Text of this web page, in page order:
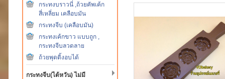
กระทงบราวนี่ ,ถ้วยคัพเค้ก
สี่เหลี่ยม เคลือบมัน
กระทงจีบ (เคลือบมัน)
กระทงเค้กขาว แบบถูก ,
กระทงจีบลวดลาย
ถ้วยพุดดิ้งอบได้
กระทงจีบ(ไต้หวัน) ไม่มี